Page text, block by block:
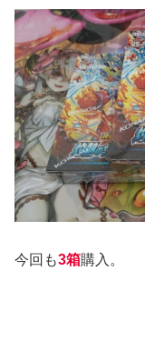
今回も3箱購入。